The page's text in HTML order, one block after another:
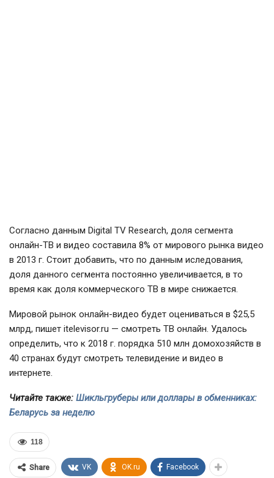
Согласно данным Digital TV Research, доля сегмента
онлайн-ТВ и видео составила 8% от мирового рынка видео
в 2013 г. Стоит добавить, что по данным иследования,
доля данного сегмента постоянно увеличивается, в то
время как доля коммерческого ТВ в мире снижается.
Мировой рынок онлайн-видео будет оцениваться в $25,5
млрд, пишет itelevisor.ru — смотреть ТВ онлайн. Удалось
определить, что к 2018 г. порядка 510 млн домохозяйств в
40 странах будут смотреть телевидение и видео в
интернете.
Читайте также: Шикльгруберы или доллары в обменниках:
Беларусь за неделю
118
Share VK OK.ru Facebook